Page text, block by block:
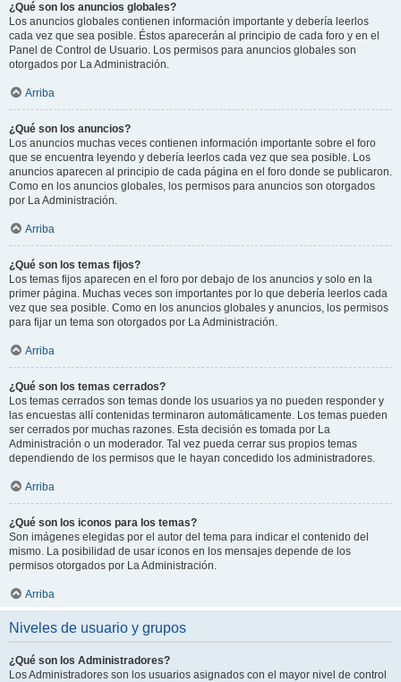
¿Qué son los anuncios globales?
Los anuncios globales contienen información importante y debería leerlos
cada vez que sea posible. Éstos aparecerán al principio de cada foro y en el
Panel de Control de Usuario. Los permisos para anuncios globales son
otorgados por La Administración.
Arriba
¿Qué son los anuncios?
Los anuncios muchas veces contienen información importante sobre el foro
que se encuentra leyendo y debería leerlos cada vez que sea posible. Los
anuncios aparecen al principio de cada página en el foro donde se publicaron.
Como en los anuncios globales, los permisos para anuncios son otorgados
por La Administración.
Arriba
¿Qué son los temas fijos?
Los temas fijos aparecen en el foro por debajo de los anuncios y solo en la
primer página. Muchas veces son importantes por lo que debería leerlos cada
vez que sea posible. Como en los anuncios globales y anuncios, los permisos
para fijar un tema son otorgados por La Administración.
Arriba
¿Qué son los temas cerrados?
Los temas cerrados son temas donde los usuarios ya no pueden responder y
las encuestas allí contenidas terminaron automáticamente. Los temas pueden
ser cerrados por muchas razones. Esta decisión es tomada por La
Administración o un moderador. Tal vez pueda cerrar sus propios temas
dependiendo de los permisos que le hayan concedido los administradores.
Arriba
¿Qué son los iconos para los temas?
Son imágenes elegidas por el autor del tema para indicar el contenido del
mismo. La posibilidad de usar iconos en los mensajes depende de los
permisos otorgados por La Administración.
Arriba
Niveles de usuario y grupos
¿Qué son los Administradores?
Los Administradores son los usuarios asignados con el mayor nivel de control